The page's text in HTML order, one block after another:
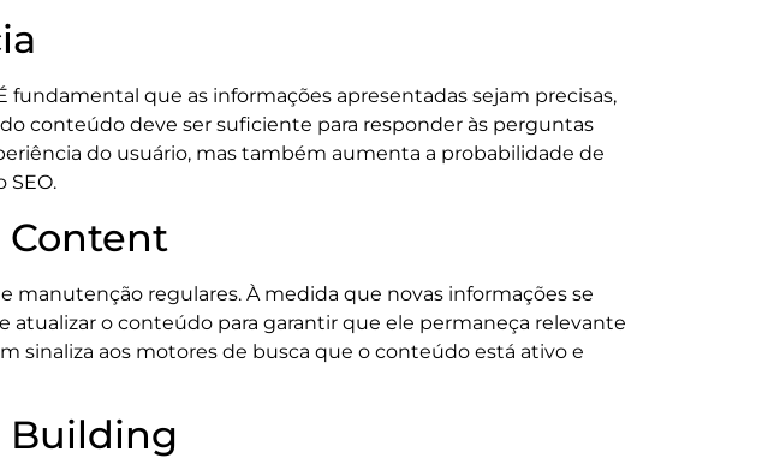
que as informações apresentadas sejam precisas,
conteúdo deve ser suficiente para responder às perguntas
do usuário, mas também aumenta a probabilidade de
Content
manutenção regulares. À medida que novas informações se
o conteúdo para garantir que ele permaneça relevante
sinaliza aos motores de busca que o conteúdo está ativo e
Building